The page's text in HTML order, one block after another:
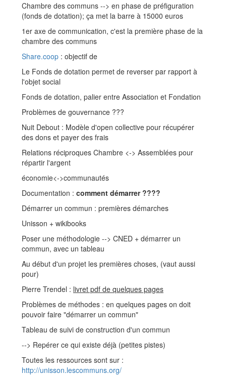
Chambre des communs --> en phase de préfiguration
(fonds de dotation); ça met la barre à 15000 euros
1er axe de communication, c'est la première phase de la
chambre des communs
Share.coop : objectif de
Le Fonds de dotation permet de reverser par rapport à
l'objet social
Fonds de dotation, palier entre Association et Fondation
Problèmes de gouvernance ???
Nuit Debout : Modèle d'open collective pour récupérer
des dons et payer des frais
Relations réciproques Chambre <-> Assemblées pour
répartir l'argent
économie<->communautés
Documentation : comment démarrer ????
Démarrer un commun : premières démarches
Unisson + wikibooks
Poser une méthodologie --> CNED + démarrer un
commun, avec un tableau
Au début d'un projet les premières choses, (vaut aussi
pour)
Pierre Trendel : livret pdf de quelques pages
Problèmes de méthodes : en quelques pages on doit
pouvoir faire "démarrer un commun"
Tableau de suivi de construction d'un commun
--> Repérer ce qui existe déjà (petites pistes)
Toutes les ressources sont sur :
http://unisson.lescommuns.org/